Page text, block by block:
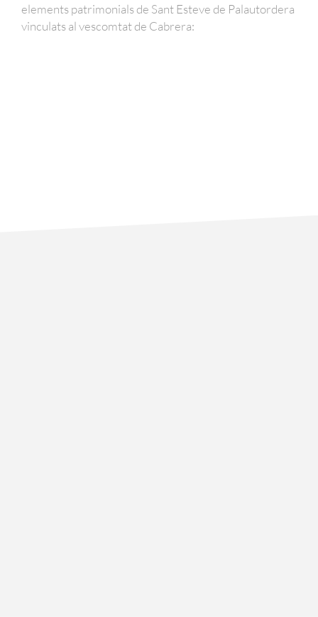
elements patrimonials de Sant Esteve de Palautordera
vinculats al vescomtat de Cabrera: